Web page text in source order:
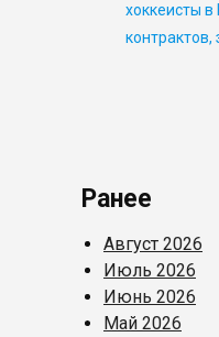
хоккеисты
контрактов,
Ранее
Август 2026
Июль 2026
Июнь 2026
Май 2026